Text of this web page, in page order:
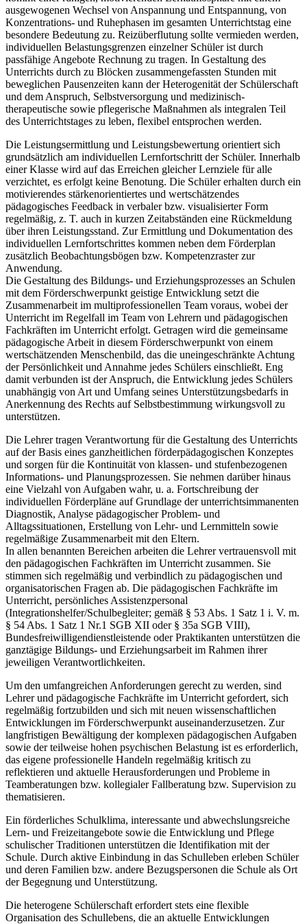
ausgewogenen Wechsel von Anspannung und Entspannung, von
Konzentrations- und Ruhephasen im gesamten Unterrichtstag eine
besondere Bedeutung zu. Reizüberflutung sollte vermieden werden,
individuellen Belastungsgrenzen einzelner Schüler ist durch
passfähige Angebote Rechnung zu tragen. In Gestaltung des
Unterrichts durch zu Blöcken zusammengefassten Stunden mit
beweglichen Pausenzeiten kann der Heterogenität der Schülerschaft
und dem Anspruch, Selbstversorgung und medizinisch-
therapeutische sowie pflegerische Maßnahmen als integralen Teil
des Unterrichtstages zu leben, flexibel entsprochen werden.
Die Leistungsermittlung und Leistungsbewertung orientiert sich
grundsätzlich am individuellen Lernfortschritt der Schüler. Innerhalb
einer Klasse wird auf das Erreichen gleicher Lernziele für alle
verzichtet, es erfolgt keine Benotung. Die Schüler erhalten durch ein
motivierendes stärkenorientiertes und wertschätzendes
pädagogisches Feedback in verbaler bzw. visualisierter Form
regelmäßig, z. T. auch in kurzen Zeitabständen eine Rückmeldung
über ihren Leistungsstand. Zur Ermittlung und Dokumentation des
individuellen Lernfortschrittes kommen neben dem Förderplan
zusätzlich Beobachtungsbögen bzw. Kompetenzraster zur
Anwendung.
Die Gestaltung des Bildungs- und Erziehungsprozesses an Schulen
mit dem Förderschwerpunkt geistige Entwicklung setzt die
Zusammenarbeit im multiprofessionellen Team voraus, wobei der
Unterricht im Regelfall im Team von Lehrern und pädagogischen
Fachkräften im Unterricht erfolgt. Getragen wird die gemeinsame
pädagogische Arbeit in diesem Förderschwerpunkt von einem
wertschätzenden Menschenbild, das die uneingeschränkte Achtung
der Persönlichkeit und Annahme jedes Schülers einschließt. Eng
damit verbunden ist der Anspruch, die Entwicklung jedes Schülers
unabhängig von Art und Umfang seines Unterstützungsbedarfs in
Anerkennung des Rechts auf Selbstbestimmung wirkungsvoll zu
unterstützen.
Die Lehrer tragen Verantwortung für die Gestaltung des Unterrichts
auf der Basis eines ganzheitlichen förderpädagogischen Konzeptes
und sorgen für die Kontinuität von klassen- und stufenbezogenen
Informations- und Planungsprozessen. Sie nehmen darüber hinaus
eine Vielzahl von Aufgaben wahr, u. a. Fortschreibung der
individuellen Förderpläne auf Grundlage der unterrichtsimmanenten
Diagnostik, Analyse pädagogischer Problem- und
Alltagssituationen, Erstellung von Lehr- und Lernmitteln sowie
regelmäßige Zusammenarbeit mit den Eltern.
In allen benannten Bereichen arbeiten die Lehrer vertrauensvoll mit
den pädagogischen Fachkräften im Unterricht zusammen. Sie
stimmen sich regelmäßig und verbindlich zu pädagogischen und
organisatorischen Fragen ab. Die pädagogischen Fachkräfte im
Unterricht, persönliches Assistenzpersonal
(Integrationshelfer/Schulbegleiter; gemäß § 53 Abs. 1 Satz 1 i. V. m.
§ 54 Abs. 1 Satz 1 Nr.1 SGB XII oder § 35a SGB VIII),
Bundesfreiwilligendienstleistende oder Praktikanten unterstützen die
ganztägige Bildungs- und Erziehungsarbeit im Rahmen ihrer
jeweiligen Verantwortlichkeiten.
Um den umfangreichen Anforderungen gerecht zu werden, sind
Lehrer und pädagogische Fachkräfte im Unterricht gefordert, sich
regelmäßig fortzubilden und sich mit neuen wissenschaftlichen
Entwicklungen im Förderschwerpunkt auseinanderzusetzen. Zur
langfristigen Bewältigung der komplexen pädagogischen Aufgaben
sowie der teilweise hohen psychischen Belastung ist es erforderlich,
das eigene professionelle Handeln regelmäßig kritisch zu
reflektieren und aktuelle Herausforderungen und Probleme in
Teamberatungen bzw. kollegialer Fallberatung bzw. Supervision zu
thematisieren.
Ein förderliches Schulklima, interessante und abwechslungsreiche
Lern- und Freizeitangebote sowie die Entwicklung und Pflege
schulischer Traditionen unterstützen die Identifikation mit der
Schule. Durch aktive Einbindung in das Schulleben erleben Schüler
und deren Familien bzw. andere Bezugspersonen die Schule als Ort
der Begegnung und Unterstützung.
Die heterogene Schülerschaft erfordert stets eine flexible
Organisation des Schullebens, die an aktuelle Entwicklungen